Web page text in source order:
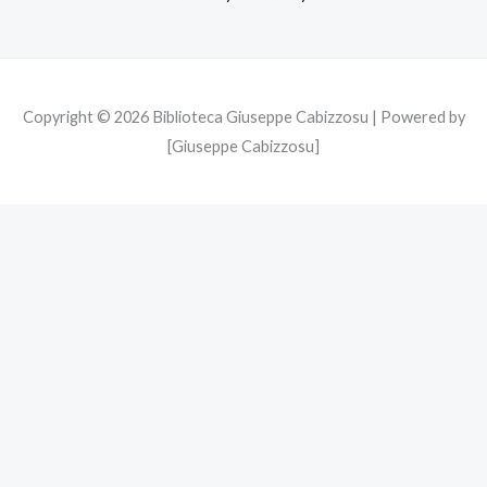
Copyright © 2026 Biblioteca Giuseppe Cabizzosu | Powered by
[Giuseppe Cabizzosu]